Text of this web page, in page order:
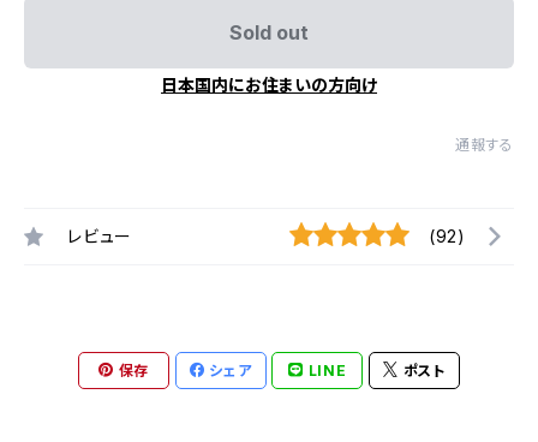
Sold out
日本国内にお住まいの方向け
通報する
レビュー (92)
保存 シェア LINE ポスト